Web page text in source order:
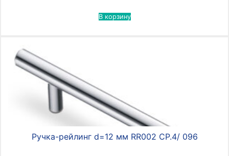
В корзину
Ручка-рейлинг d=12 мм RR002 CP.4/ 096